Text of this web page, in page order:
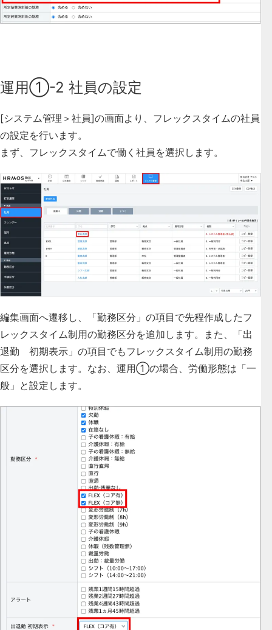
運用①-2 社員の設定
[システム管理＞社員]の画面より、フレックスタイムの社員
の設定を行います。
まず、フレックスタイムで働く社員を選択します。
編集画面へ遷移し、「勤務区分」の項目で先程作成したフ
レックスタイム制用の勤務区分を追加します。また、「出
退勤 初期表示」の項目でもフレックスタイム制用の勤務
区分を選択します。なお、運用①の場合、労働形態は「一
般」と設定します。